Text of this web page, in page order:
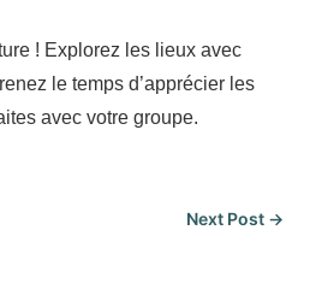
! Explorez les lieux avec
le temps d’apprécier les
avec votre groupe.
Next Post→